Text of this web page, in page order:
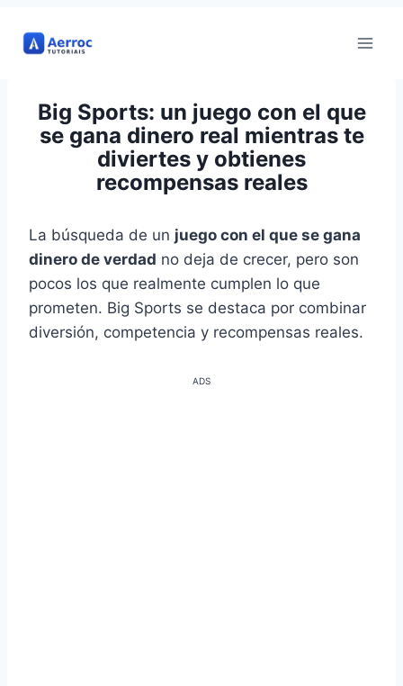
Big Sports: un juego con el que
se gana dinero real mientras te
diviertes y obtienes
recompensas reales
La búsqueda de un juego con el que se gana
dinero de verdad no deja de crecer, pero son
pocos los que realmente cumplen lo que
prometen. Big Sports se destaca por combinar
diversión, competencia y recompensas reales.
ADS